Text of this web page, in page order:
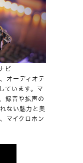
ビ
オーディオテ
ています。マ
録音や拡声の
ない魅力と奥
マイクロホン